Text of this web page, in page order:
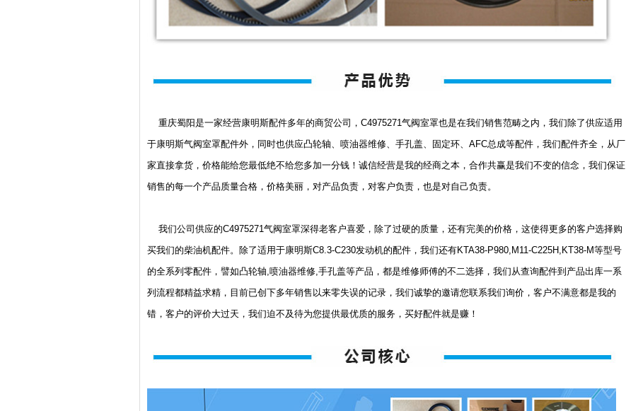
重庆蜀阳是一家经营康明斯配件多年的商贸公司，C4975271气阀室罩也是在我们销售范畴之内，我们除了供应适用
于康明斯气阀室罩配件外，同时也供应凸轮轴、喷油器维修、手孔盖、固定环、AFC总成等配件，我们配件齐全，从厂
家直接拿货，价格能给您最低绝不给您多加一分钱！诚信经营是我的经商之本，合作共赢是我们不变的信念，我们保证
销售的每一个产品质量合格，价格美丽，对产品负责，对客户负责，也是对自己负责。
我们公司供应的C4975271气阀室罩深得老客户喜爱，除了过硬的质量，还有完美的价格，这使得更多的客户选择购
买我们的柴油机配件。除了适用于康明斯C8.3-C230发动机的配件，我们还有KTA38-P980,M11-C225H,KT38-M等型号
的全系列零配件，譬如凸轮轴,喷油器维修,手孔盖等产品，都是维修师傅的不二选择，我们从查询配件到产品出库一系
列流程都精益求精，目前已创下多年销售以来零失误的记录，我们诚挚的邀请您联系我们询价，客户不满意都是我的
错，客户的评价大过天，我们迫不及待为您提供最优质的服务，买好配件就是赚！